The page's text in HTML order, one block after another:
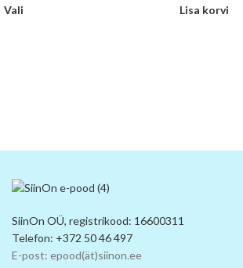
Vali
Lisa korvi
SiinOn OÜ, registrikood: 16600311
Telefon: +372 50 46 497
E-post: epood(ät)siinon.ee